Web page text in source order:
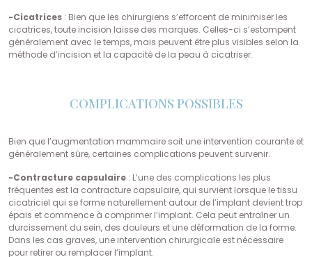
-Cicatrices : Bien que les chirurgiens s’efforcent de minimiser les
cicatrices, toute incision laisse des marques. Celles-ci s’estompent
généralement avec le temps, mais peuvent être plus visibles selon la
méthode d’incision et la capacité de la peau à cicatriser.
COMPLICATIONS POSSIBLES
Bien que l’augmentation mammaire soit une intervention courante et
généralement sûre, certaines complications peuvent survenir.
-Contracture capsulaire : L’une des complications les plus
fréquentes est la contracture capsulaire, qui survient lorsque le tissu
cicatriciel qui se forme naturellement autour de l’implant devient trop
épais et commence à comprimer l’implant. Cela peut entraîner un
durcissement du sein, des douleurs et une déformation de la forme.
Dans les cas graves, une intervention chirurgicale est nécessaire
pour retirer ou remplacer l’implant.